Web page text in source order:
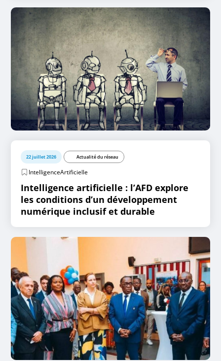
22 juillet 2026 Actualité du réseau
IntelligenceArtificielle
Intelligence artificielle : l’AFD explore
les conditions d’un développement
numérique inclusif et durable